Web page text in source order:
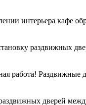
интерьера кафе
раздвижных
работа! Раздвижные
дверей